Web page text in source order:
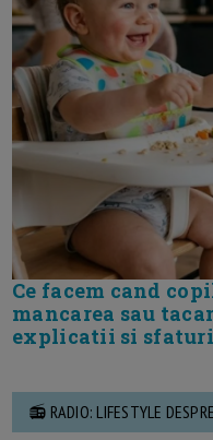
Ce facem cand
mancarea sau
explicatii si
📻 RADIO: LIFESTYLE